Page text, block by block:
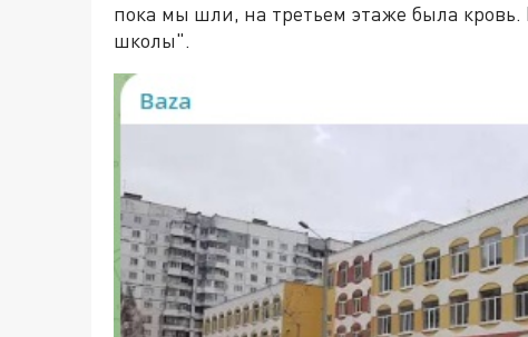
пока мы шли, на третьем этаже была
школы".